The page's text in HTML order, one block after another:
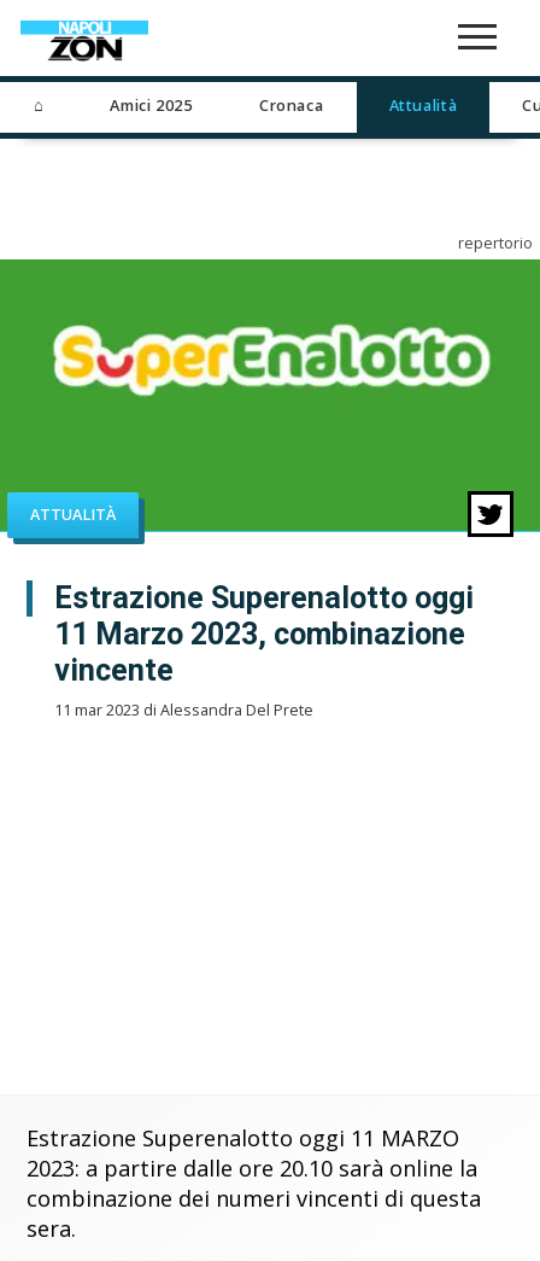
⌂ Amici 2025 Cronaca Attualità
repertorio
ATTUALITÀ
Estrazione Superenalotto oggi
11 Marzo 2023, combinazione
vincente
11 mar 2023 di Alessandra Del Prete
Estrazione Superenalotto oggi 11 MARZO
2023: a partire dalle ore 20.10 sarà online la
combinazione dei numeri vincenti di questa
sera.